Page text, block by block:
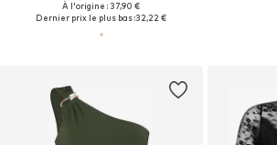
À l'origine : 37,90 €
Dernier prix le plus bas :32,22 €